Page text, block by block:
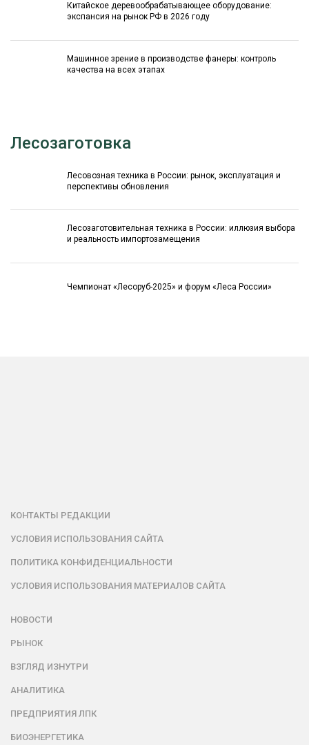
Китайское деревообрабатывающее оборудование:
экспансия на рынок РФ в 2026 году
Машинное зрение в производстве фанеры: контроль
качества на всех этапах
Лесозаготовка
Лесовозная техника в России: рынок, эксплуатация и
перспективы обновления
Лесозаготовительная техника в России: иллюзия выбора
и реальность импортозамещения
Чемпионат «Лесоруб-2025» и форум «Леса России»
КОНТАКТЫ РЕДАКЦИИ
УСЛОВИЯ ИСПОЛЬЗОВАНИЯ САЙТА
ПОЛИТИКА КОНФИДЕНЦИАЛЬНОСТИ
УСЛОВИЯ ИСПОЛЬЗОВАНИЯ МАТЕРИАЛОВ САЙТА
НОВОСТИ
РЫНОК
ВЗГЛЯД ИЗНУТРИ
АНАЛИТИКА
ПРЕДПРИЯТИЯ ЛПК
БИОЭНЕРГЕТИКА